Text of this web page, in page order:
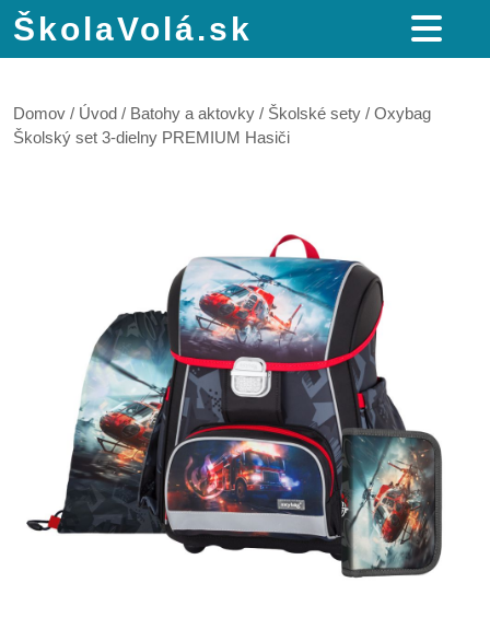
ŠkolaVolá.sk
Domov / Úvod / Batohy a aktovky / Školské sety / Oxybag
Školský set 3-dielny PREMIUM Hasiči